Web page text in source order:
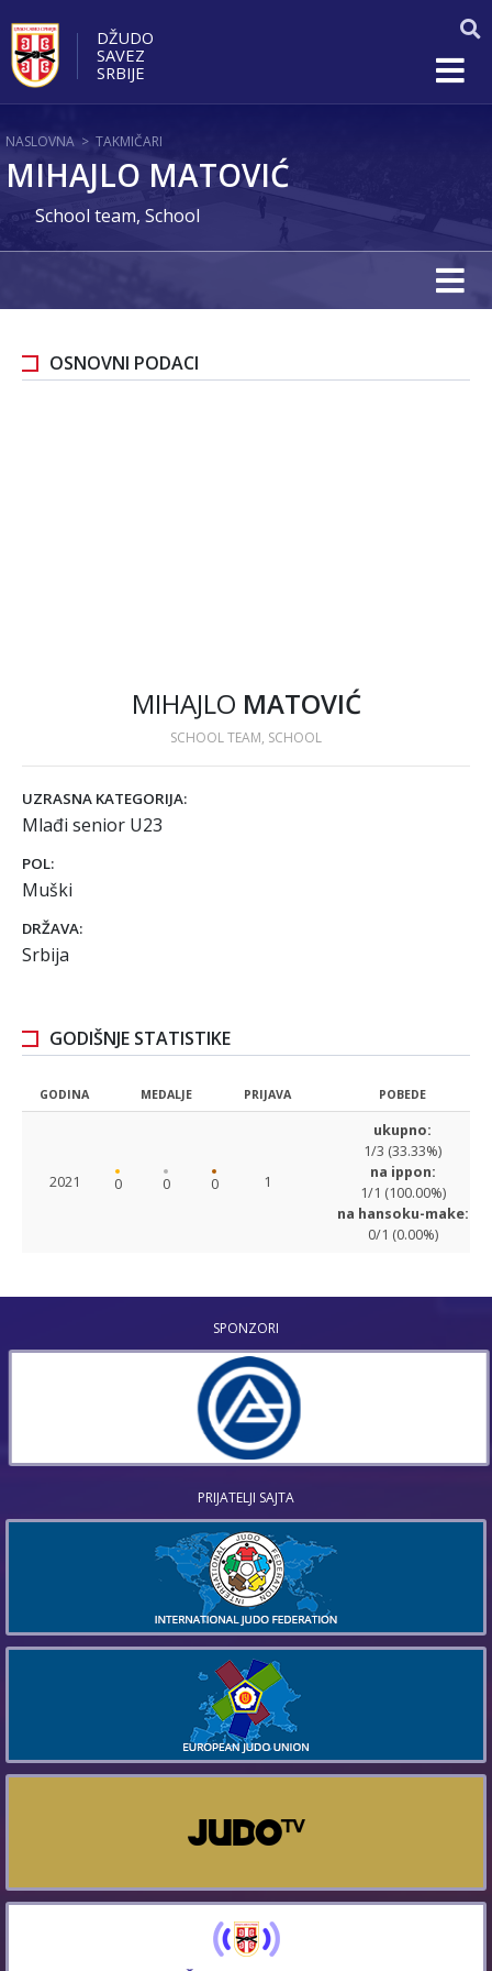
DŽUDO
SAVEZ
SRBIJE
NASLOVNA > TAKMIČARI
MIHAJLO MATOVIĆ
School team, School
OSNOVNI PODACI
MIHAJLO MATOVIĆ
SCHOOL TEAM, SCHOOL
UZRASNA KATEGORIJA:
Mlađi senior U23
POL:
Muški
DRŽAVA:
Srbija
GODIŠNJE STATISTIKE
GODINA MEDALJE PRIJAVA POBEDE
2021 0 0 0 1
ukupno:
1/3 (33.33%)
na ippon:
1/1 (100.00%)
na hansoku-make:
0/1 (0.00%)
SPONZORI
PRIJATELJI SAJTA